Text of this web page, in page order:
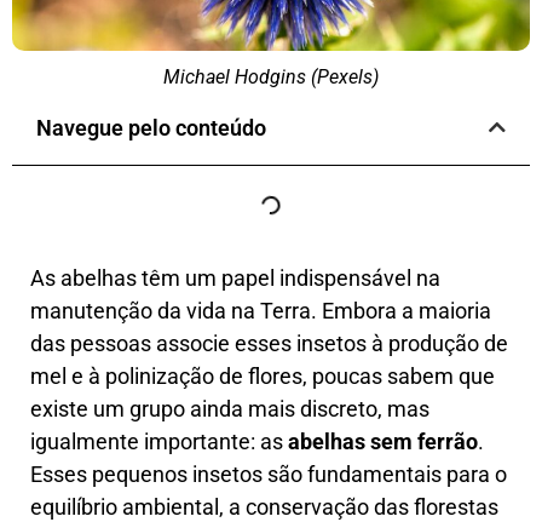
Michael Hodgins (Pexels)
Navegue pelo conteúdo
As abelhas têm um papel indispensável na
manutenção da vida na Terra. Embora a maioria
das pessoas associe esses insetos à produção de
mel e à polinização de flores, poucas sabem que
existe um grupo ainda mais discreto, mas
igualmente importante: asabelhas sem ferrão.
Esses pequenos insetos são fundamentais para o
equilíbrio ambiental, a conservação das florestas